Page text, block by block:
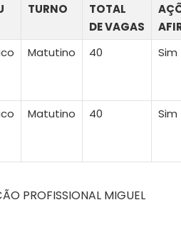
TURNO
TOTAL
DE VAGAS
Matutino 40 Sim
Matutino 40 Sim
PROFISSIONAL MIGUEL